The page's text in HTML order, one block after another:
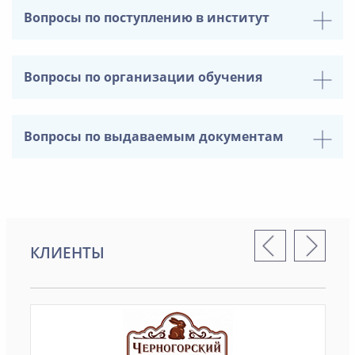
Вопросы по поступлению в институт
Вопросы по организации обучения
Вопросы по выдаваемым документам
КЛИЕНТЫ